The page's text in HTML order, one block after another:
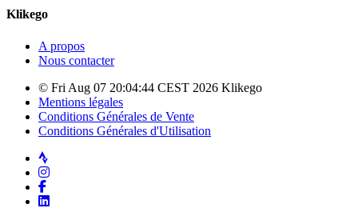
Klikego
A propos
Nous contacter
© Fri Aug 07 20:04:44 CEST 2026 Klikego
Mentions légales
Conditions Générales de Vente
Conditions Générales d'Utilisation
Strava
Instagram
Facebook
LinkedIn